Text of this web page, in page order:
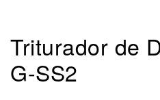
Triturador de
G-SS2